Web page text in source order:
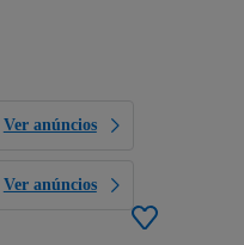
Ver anúncios
Ver anúncios